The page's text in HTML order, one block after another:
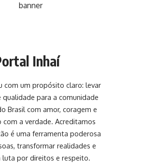
Inhaí
com um propósito claro: levar
qualidade para a comunidade
Brasil com amor, coragem e
com a verdade. Acreditamos
é uma ferramenta poderosa
transformar realidades e
luta por direitos e respeito.